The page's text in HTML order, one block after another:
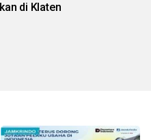
di Klaten